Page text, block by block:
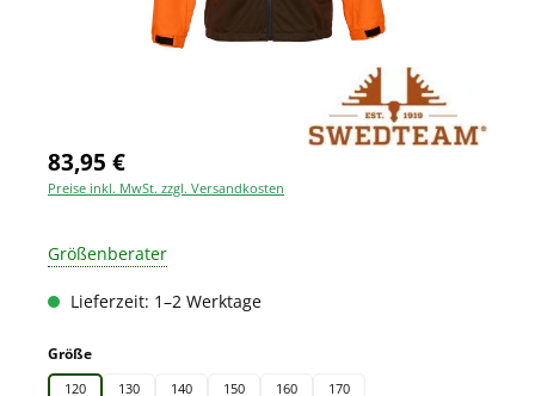
83,95 €
Preise inkl. MwSt. zzgl. Versandkosten
Größenberater
Lieferzeit: 1–2 Werktage
Größeauswählen
120 130 140 150 160 170